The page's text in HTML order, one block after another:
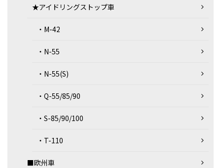
★アイドリングストップ車
・M-42
・N-55
・N-55(S)
・Q-55/85/90
・S-85/90/100
・T-110
■欧州車